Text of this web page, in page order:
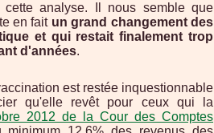
analyse. Il nous semble que
en fait un grand changement des
et qui restait finalement trop
d'années.
est restée inquestionnable
qu'elle revêt pour ceux qui la
2012 de la Cour des Comptes